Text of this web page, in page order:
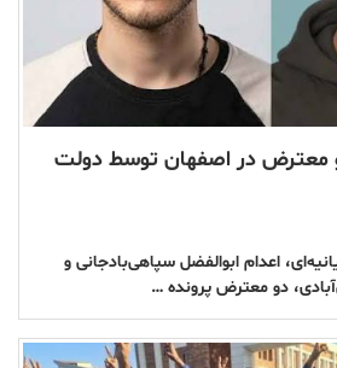
معترض در اصفهان توسط دولت
اعدام ابوالفضل سپاهی‌بادجانی و
دو معترض پرونده …